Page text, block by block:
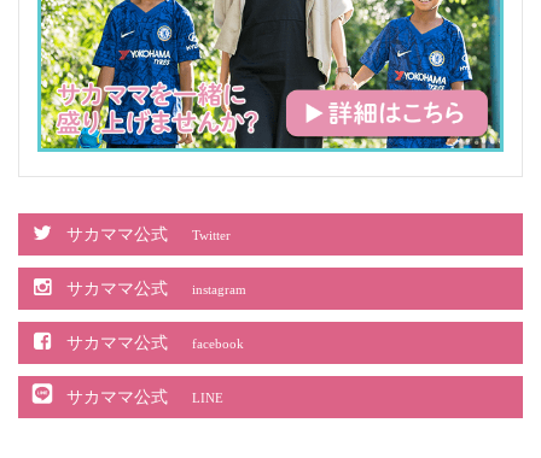
サカママ公式 Twitter
サカママ公式 instagram
サカママ公式 facebook
サカママ公式 LINE